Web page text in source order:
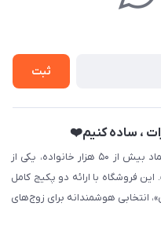
ثبت
، ساده کنیم❤️
با سال‌ها سابقه و اعتماد بیش از ۵۰ هزار خانواده، یکی از
فروشگاه با ارائه دو پکیج کامل
انتخابی هوشمندانه برای زوج‌های